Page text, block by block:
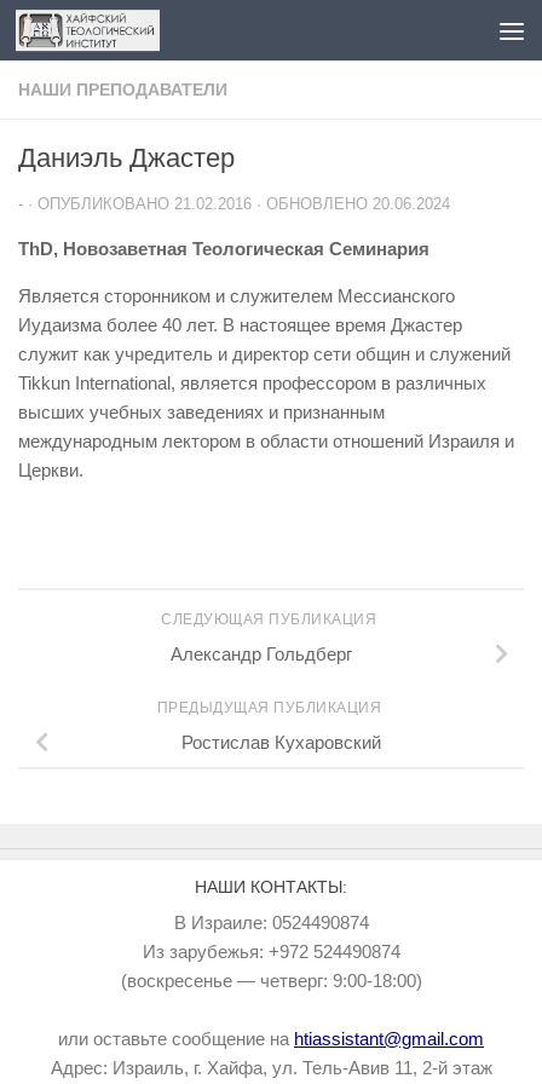
Перейти к содержимому
НАШИ ПРЕПОДАВАТЕЛИ
Даниэль Джастер
- · ОПУБЛИКОВАНО 21.02.2016 · ОБНОВЛЕНО 20.06.2024
ThD, Новозаветная Теологическая Семинария
Является сторонником и служителем Мессианского
Иудаизма более 40 лет. В настоящее время Джастер
служит как учредитель и директор сети общин и служений
Tikkun International, является профессором в различных
высших учебных заведениях и признанным
международным лектором в области отношений Израиля и
Церкви.
СЛЕДУЮЩАЯ ПУБЛИКАЦИЯ
Александр Гольдберг
ПРЕДЫДУЩАЯ ПУБЛИКАЦИЯ
Ростислав Кухаровский
НАШИ КОНТАКТЫ:
В Израиле: 0524490874
Из зарубежья: +972 524490874
(воскресенье — четверг: 9:00-18:00)
или оставьте сообщение на htiassistant@gmail.com
Адрес: Израиль, г. Хайфа, ул. Тель-Авив 11, 2-й этаж